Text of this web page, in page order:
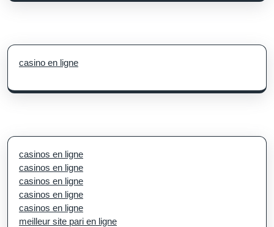
casino en ligne
casinos en ligne
casinos en ligne
casinos en ligne
casinos en ligne
casinos en ligne
meilleur site pari en ligne